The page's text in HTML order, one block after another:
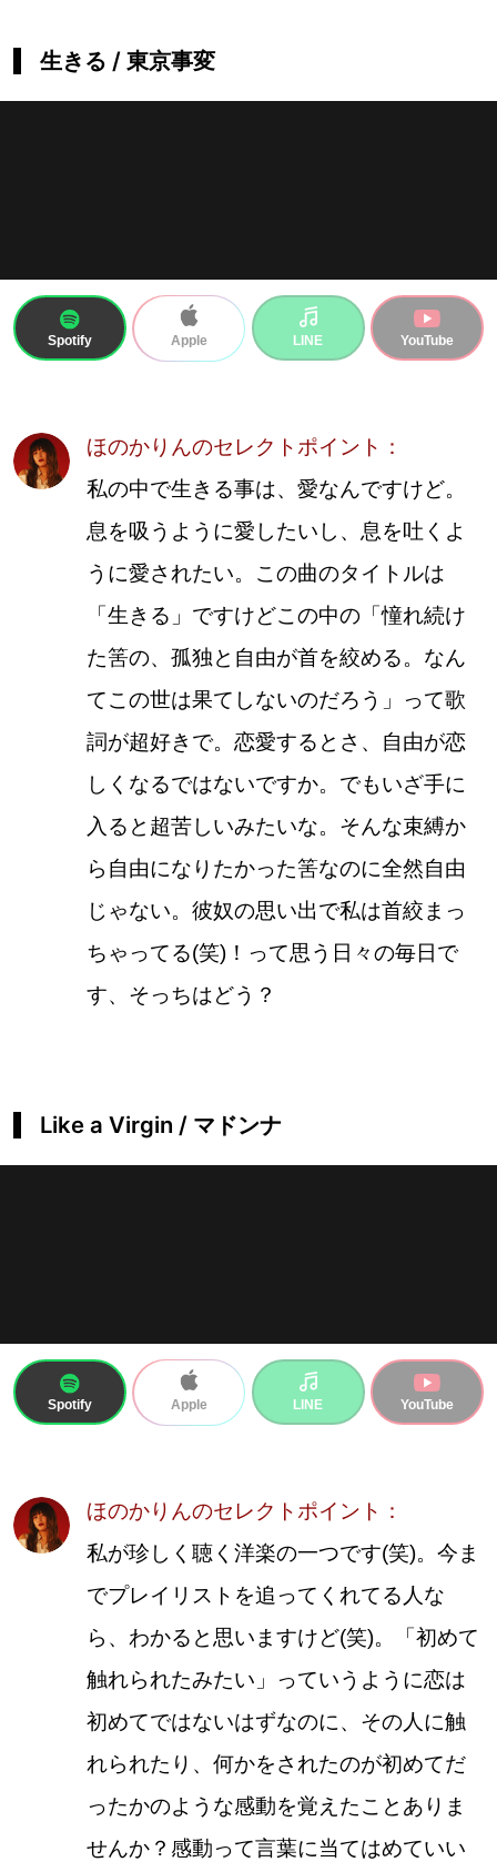
生きる / 東京事変
Spotify Apple LINE YouTube
ほのかりんのセレクトポイント：
私の中で生きる事は、愛なんですけど。
息を吸うように愛したいし、息を吐くよ
うに愛されたい。この曲のタイトルは
「生きる」ですけどこの中の「憧れ続け
た筈の、孤独と自由が首を絞める。なん
てこの世は果てしないのだろう」って歌
詞が超好きで。恋愛するとさ、自由が恋
しくなるではないですか。でもいざ手に
入ると超苦しいみたいな。そんな束縛か
ら自由になりたかった筈なのに全然自由
じゃない。彼奴の思い出で私は首絞まっ
ちゃってる(笑)！って思う日々の毎日で
す、そっちはどう？
Like a Virgin / マドンナ
Spotify Apple LINE YouTube
ほのかりんのセレクトポイント：
私が珍しく聴く洋楽の一つです(笑)。今ま
でプレイリストを追ってくれてる人な
ら、わかると思いますけど(笑)。「初めて
触れられたみたい」っていうように恋は
初めてではないはずなのに、その人に触
れられたり、何かをされたのが初めてだ
ったかのような感動を覚えたことありま
せんか？感動って言葉に当てはめていい